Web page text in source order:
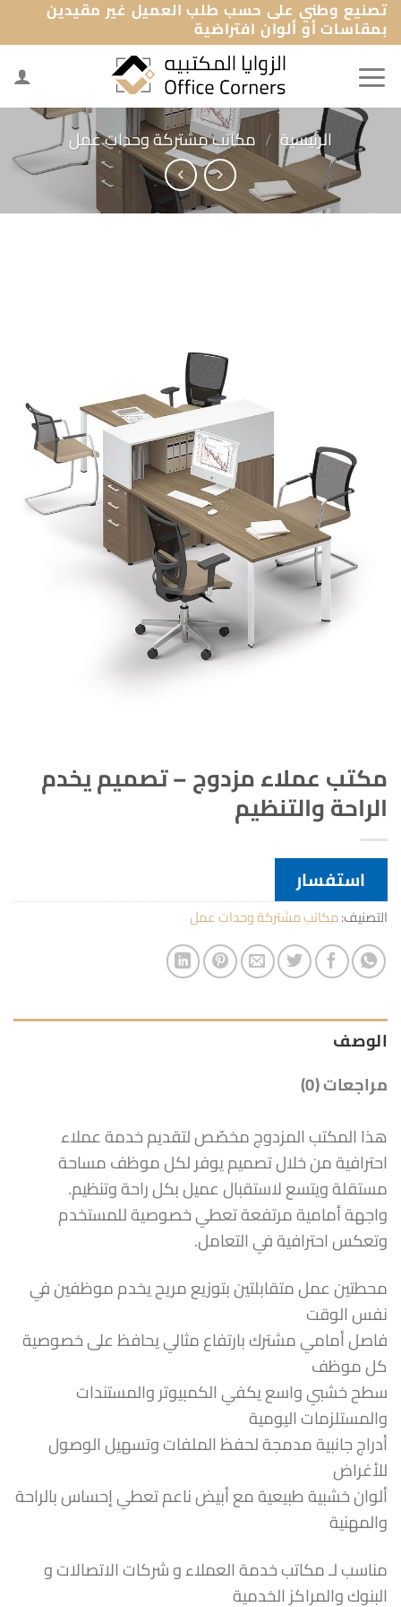
تخطي
للمحتوى
تصنيع وطني على حسب طلب العميل غير مقيدين
بمقاسات أو ألوان افتراضية
الرئيسية / مكاتب مشتركة وحدات عمل
مكتب عملاء مزدوج – تصميم يخدم
الراحة والتنظيم
استفسار
التصنيف:مكاتب مشتركة وحدات عمل
الوصف
مراجعات (0)
هذا المكتب المزدوج مخصّص لتقديم خدمة عملاء
احترافية من خلال تصميم يوفر لكل موظف مساحة
مستقلة ويتسع لاستقبال عميل بكل راحة وتنظيم.
واجهة أمامية مرتفعة تعطي خصوصية للمستخدم
وتعكس احترافية في التعامل.
محطتين عمل متقابلتين بتوزيع مريح يخدم موظفين في
نفس الوقت
فاصل أمامي مشترك بارتفاع مثالي يحافظ على خصوصية
كل موظف
سطح خشبي واسع يكفي الكمبيوتر والمستندات
والمستلزمات اليومية
أدراج جانبية مدمجة لحفظ الملفات وتسهيل الوصول
للأغراض
ألوان خشبية طبيعية مع أبيض ناعم تعطي إحساس بالراحة
والمهنية
مناسب لـ مكاتب خدمة العملاء و شركات الاتصالات و
البنوك والمراكز الخدمية